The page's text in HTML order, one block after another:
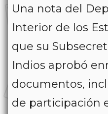
Una nota del
Interior de los
que su
Indios aprobó
documentos,
de participación